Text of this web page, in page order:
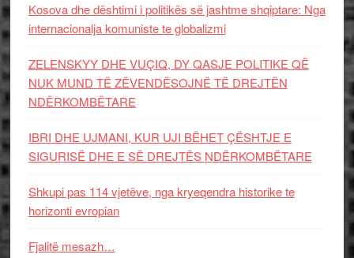
Kosova dhe dështimi i politikës së jashtme shqiptare: Nga
internacionalja komuniste te globalizmi
ZELENSKYY DHE VUÇIQ, DY QASJE POLITIKE QË
NUK MUND TË ZËVENDËSOJNË TË DREJTËN
NDËRKOMBËTARE
IBRI DHE UJMANI, KUR UJI BËHET ÇËSHTJE E
SIGURISË DHE E SË DREJTËS NDËRKOMBËTARE
Shkupi pas 114 vjetëve, nga kryeqendra historike te
horizonti evropian
Fjalitë mesazh…